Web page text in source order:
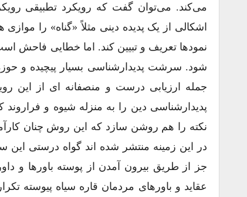
می‌کند. می‌توان گفت که رویکرد تطبیقی
اشکالی از یک پدیده دینی مثلاً «گناه» را
نمودها تعریف و تبیین کند. اما خطایی فاحش
شود. سرشت پدیدارشناسی بسیار پیچیده و
جمله ارزیابی درست و منصفانه ‌ای از این
پدیدارشناسی دین را به منزله شیوه و فراروند
نکته را هم روشن سازد که این روش چنان
در این زمینه منتشر شده ‌اند گواه درستی این
جز از طریق بیرون آمدن از پوسته باورها
عقاید و باورهای مردمان قاره سیاه پیوسته